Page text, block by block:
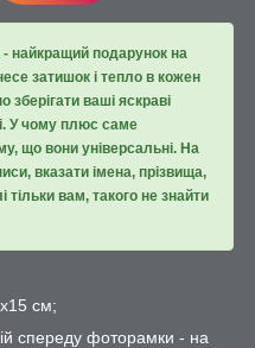
найкращий подарунок на
затишок і тепло в кожен
зберігати ваші яскраві
У чому плюс саме
що вони універсальні. На
вказати імена, прізвища,
тільки вам, такого не знайти
см;
спереду фоторамки - на